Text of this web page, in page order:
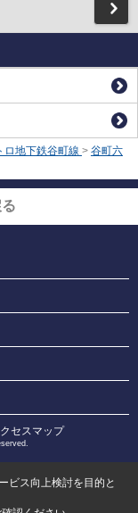
ロ地下鉄谷町線 > 谷町六
クセスマップ
ビス向上検討を目的と